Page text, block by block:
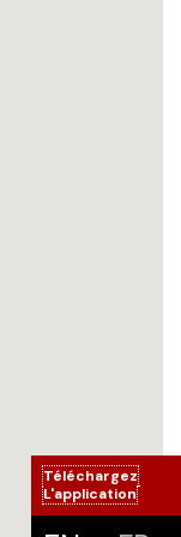
Téléchargez
L'application